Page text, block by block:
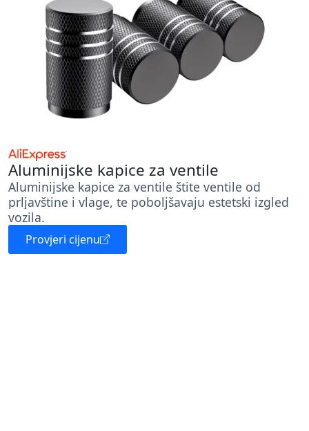
Aluminijske kapice za ventile
Aluminijske kapice za ventile štite ventile od
prljavštine i vlage, te poboljšavaju estetski izgled
vozila.
Provjeri cijenu